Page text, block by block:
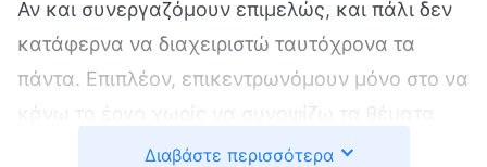
Αν και συνεργαζόμουν επιμελώς, και πάλι δεν
κατάφερνα να διαχειριστώ ταυτόχρονα τα
πάντα. Επιπλέον, επικεντρωνόμουν μόνο στο να
κάνω το έργο χωρίς να συνοψίζω τα θέματα
και χωρίς να τους καθοδηγώ όλους να μάθουν
Διαβάστε περισσότερα